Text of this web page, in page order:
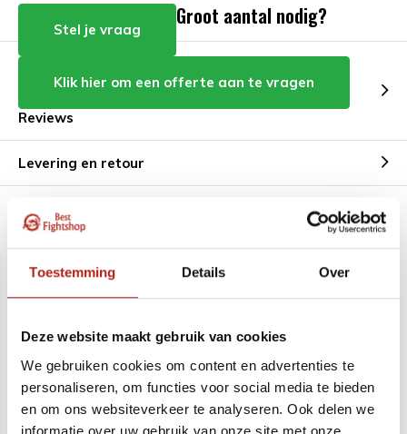
Toestemming Details Over
Deze website maakt gebruik van cookies
We gebruiken cookies om content en advertenties te
personaliseren, om functies voor social media te bieden
en om ons websiteverkeer te analyseren. Ook delen we
informatie over uw gebruik van onze site met onze
Stel je vraag
Groot aantal nodig?
Klik hier om een offerte aan te vragen
Reviews
Levering en retour
Aanbevolen voor u
ProSeries ITF Taekwon-
Do voetbeschermers
Hyperfoam
hoofdbeschermer